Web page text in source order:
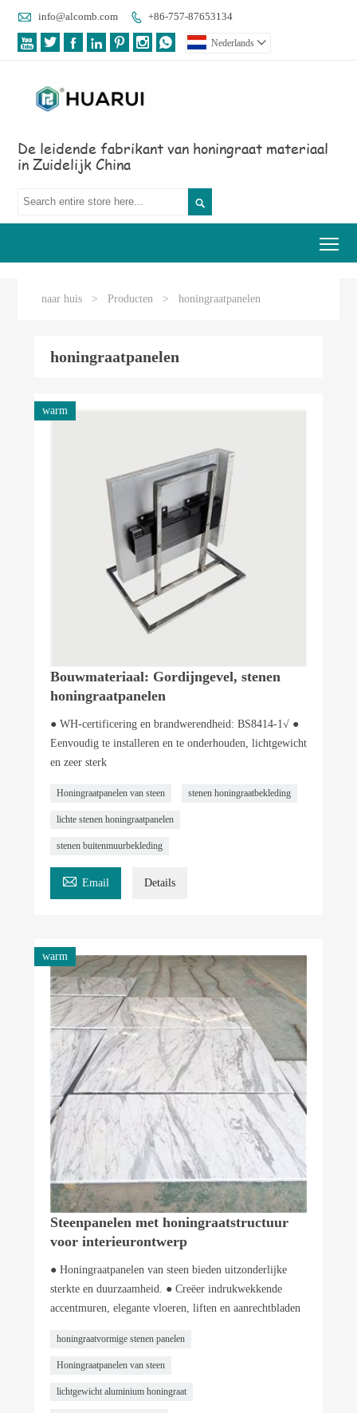
 info@alcomb.com  +86-757-87653134
       Nederlands 
De leidende fabrikant van honingraat materiaal
in Zuidelijk China

naar huis > Producten > honingraatpanelen
honingraatpanelen
warm
Bouwmateriaal: Gordijngevel, stenen
honingraatpanelen
● WH-certificering en brandwerendheid: BS8414-1√ ●
Eenvoudig te installeren en te onderhouden, lichtgewicht
en zeer sterk
Honingraatpanelen van steen stenen honingraatbekleding
lichte stenen honingraatpanelen
stenen buitenmuurbekleding
 Email Details
warm
Steenpanelen met honingraatstructuur
voor interieurontwerp
● Honingraatpanelen van steen bieden uitzonderlijke
sterkte en duurzaamheid. ● Creëer indrukwekkende
accentmuren, elegante vloeren, liften en aanrechtbladen
honingraatvormige stenen panelen
Honingraatpanelen van steen
lichtgewicht aluminium honingraat